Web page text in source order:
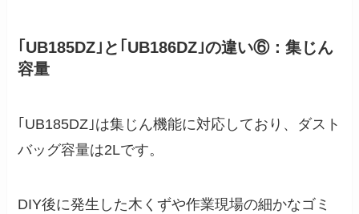
｢UB185DZ｣と｢UB186DZ｣の違い⑥：集じん
容量
｢UB185DZ｣は集じん機能に対応しており、ダスト
バッグ容量は2Lです。
DIY後に発生した木くずや作業現場の細かなゴミ